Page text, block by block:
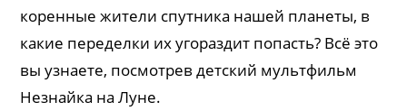
коренные жители спутника нашей планеты, в
какие переделки их угораздит попасть? Всё это
вы узнаете, посмотрев детский мультфильм
Незнайка на Луне.